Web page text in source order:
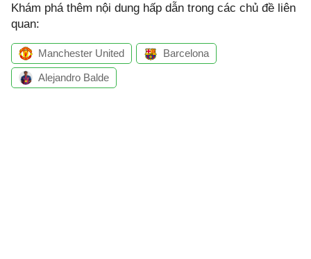
Khám phá thêm nội dung hấp dẫn trong các chủ đề liên
quan:
Manchester United Barcelona
Alejandro Balde